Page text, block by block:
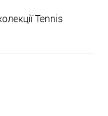
Tennis